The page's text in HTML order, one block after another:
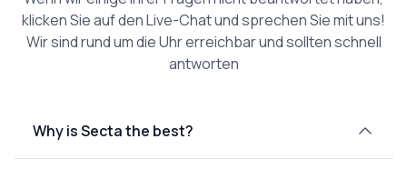
klicken Sie auf den Live-Chat und sprechen Sie mit uns!
Wir sind rund um die Uhr erreichbar und sollten schnell
antworten
Why is Secta the best?